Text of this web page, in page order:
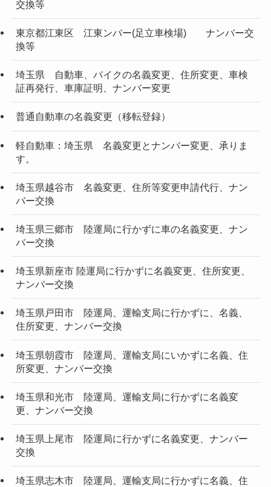
交換等
東京都江東区 江東ンバー(足立車検場) ナンバー交
換等
埼玉県 自動車、バイクの名義変更、住所変更、車検
証再発行、車庫証明、ナンバー変更
普通自動車の名義変更（移転登録）
軽自動車：埼玉県 名義変更とナンバー変更、承りま
す。
埼玉県越谷市 名義変更、住所等変更申請代行、ナン
バー交換
埼玉県三郷市 陸運局に行かずに車の名義変更、ナン
バー交換
埼玉県新座市 陸運局に行かずに名義変更、住所変更、
ナンバー交換
埼玉県戸田市 陸運局、運輸支局に行かずに、名義、
住所変更、ナンバー交換
埼玉県朝霞市 陸運局、運輸支局にいかずに名義、住
所変更、ナンバー交換
埼玉県和光市 陸運局、運輸支局に行かずに名義変
更、ナンバー交換
埼玉県上尾市 陸運局に行かずに名義変更、ナンバー
交換
埼玉県志木市 陸運局、運輸支局に行かずに名義、住